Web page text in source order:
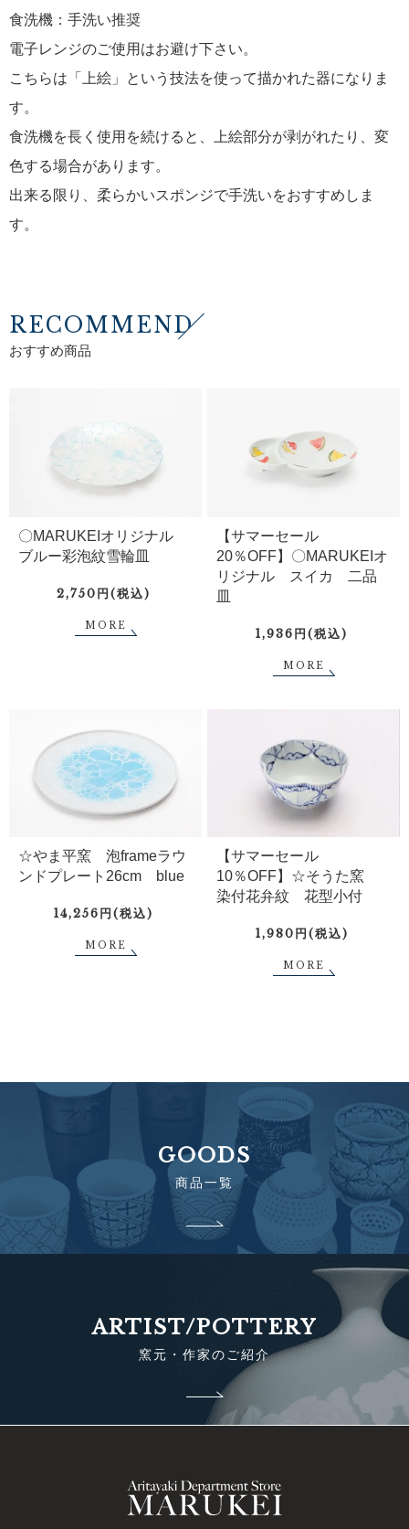
食洗機：手洗い推奨
電子レンジのご使用はお避け下さい。
こちらは「上絵」という技法を使って描かれた器になりま
す。
食洗機を長く使用を続けると、上絵部分が剥がれたり、変
色する場合があります。
出来る限り、柔らかいスポンジで手洗いをおすすめしま
す。
RECOMMEND
おすすめ商品
〇MARUKEIオリジナル
ブルー彩泡紋雪輪皿
2,750円(税込)
MORE
【サマーセール
20％OFF】〇MARUKEIオ
リジナル スイカ 二品
皿
1,936円(税込)
MORE
☆やま平窯 泡frameラウ
ンドプレート26cm blue
14,256円(税込)
MORE
【サマーセール
10％OFF】☆そうた窯
染付花弁紋 花型小付
1,980円(税込)
MORE
GOODS
商品一覧
ARTIST/POTTERY
窯元・作家のご紹介